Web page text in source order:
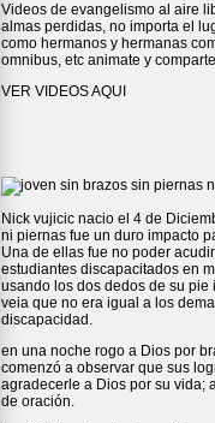
Videos de evangelismo al aire
almas perdidas, no importa el
como hermanos y hermanas
omnibus, etc animate y
VER VIDEOS AQUI
Nick vujicic nacio el 4 de
ni piernas fue un duro impacto
Una de ellas fue no poder
estudiantes discapacitados en
usando los dos dedos de su
veia que no era igual a los
discapacidad.
en una noche rogo a Dios por
comenzó a observar que sus
agradecerle a Dios por su vida;
de oración.